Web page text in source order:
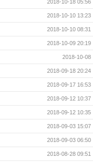
2018-10-18 05:56
2018-10-10 13:23
2018-10-10 08:31
2018-10-09 20:19
2018-10-08
2018-09-18 20:24
2018-09-17 16:53
2018-09-12 10:37
2018-09-12 10:35
2018-09-03 15:07
2018-09-03 06:50
2018-08-28 09:51